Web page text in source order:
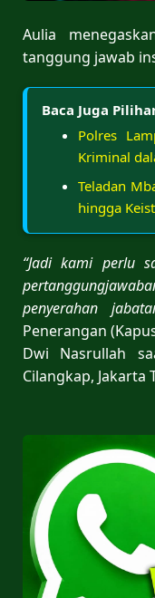
Aulia
tanggung jawab
Baca Juga
Polres
Kriminal
Teladan
hingga
“Jadi kami perlu
penyerahan
Penerangan
Dwi Nasrullah
Cilangkap, Jakarta